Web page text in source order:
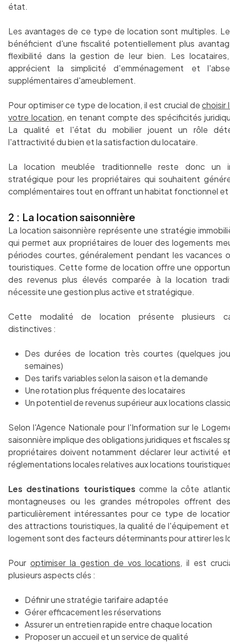
état.
Les avantages de ce type de location sont multiples.
bénéficient d'une fiscalité potentiellement plus
flexibilité dans la gestion de leur bien. Les
apprécient la simplicité d'emménagement et
supplémentaires d'ameublement.
Pour optimiser ce type de location, il est crucial dechoisir
votre location, en tenant compte des spécificités
La qualité et l'état du mobilier jouent un rôle
l'attractivité du bien et la satisfaction du locataire.
La location meublée traditionnelle reste donc un
stratégique pour les propriétaires qui souhaitent
complémentaires tout en offrant un habitat fonctionnel
2 : La location saisonnière
La location saisonnière représente une stratégie
qui permet aux propriétaires de louer des logements
périodes courtes, généralement pendant les vacances
touristiques. Cette forme de location offre une
des revenus plus élevés comparée à la location
nécessite une gestion plus active et stratégique.
Cette modalité de location présente plusieurs
distinctives :
Des durées de location très courtes (quelques
semaines)
Des tarifs variables selon la saison et la demande
Une rotation plus fréquente des locataires
Un potentiel de revenus supérieur aux locations
Selon l'Agence Nationale pour l'Information sur le
saisonnière implique des obligations juridiques et fiscales
propriétaires doivent notamment déclarer leur activité
réglementations locales relatives aux locations
Les destinations touristiques comme la côte
montagneuses ou les grandes métropoles offrent
particulièrement intéressantes pour ce type de
des attractions touristiques, la qualité de l'équipement
logement sont des facteurs déterminants pour attirer les
Pour optimiser la gestion de vos locations, il est
plusieurs aspects clés :
Définir une stratégie tarifaire adaptée
Gérer efficacement les réservations
Assurer un entretien rapide entre chaque location
Proposer un accueil et un service de qualité